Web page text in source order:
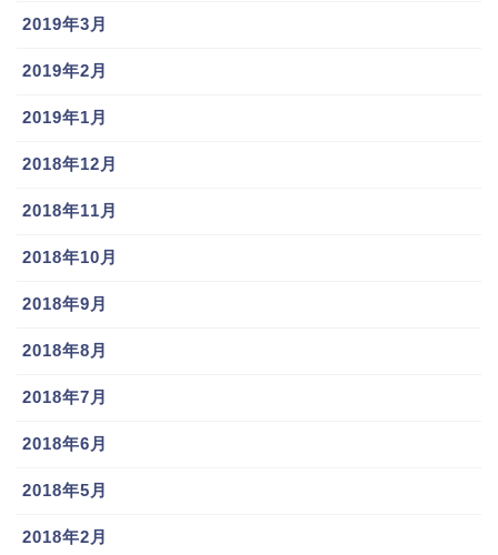
2019年3月
2019年2月
2019年1月
2018年12月
2018年11月
2018年10月
2018年9月
2018年8月
2018年7月
2018年6月
2018年5月
2018年2月